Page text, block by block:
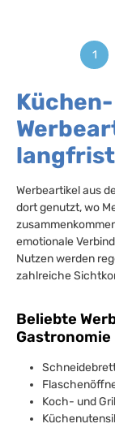
Seite
1
Werbeartikel aus
dort genutzt, wo
emotionale
Nutzen werden
zahlreiche
Beliebte
Gastronomie
Koch- und